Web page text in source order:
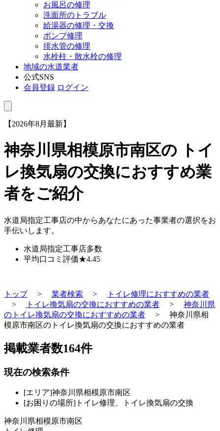
お風呂の修理
洗面所のトラブル
給湯器の修理・交換
ポンプ修理
排水管の修理
水栓柱・散水栓の修理
地域の水道業者
公式SNS
会員登録 ログイン
【2026年8月最新】
神奈川県相模原市南区の トイ
レ換気扇の交換におすすめ業
者をご紹介
水道局指定工事店の中からあなたにあった事業者の選択をお
手伝いします。
水道局指定工事店多数
平均口コミ評価★4.45
トップ> 業者検索 >
トイレ修理におすすめの業者
>
トイレ換気扇の交換におすすめの業者 > 神奈川県
のトイレ換気扇の交換におすすめの業者 > 神奈川県相
模原市南区のトイレ換気扇の交換におすすめの業者
掲載業者数164件
現在の検索条件
[エリア]神奈川県相模原市南区
[お困りの場所]トイレ修理、トイレ換気扇の交換
神奈川県相模原市南区